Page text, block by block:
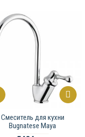
Смеситель для кухни
Bugnatese Maya